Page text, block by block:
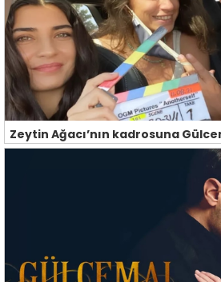
Zeytin Ağacı’nın kadrosuna